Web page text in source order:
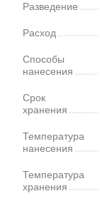
Разведение
Расход
Способы
нанесения
Срок
хранения
Температура
нанесения
Температура
хранения